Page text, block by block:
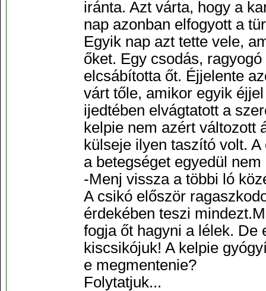
iránta. Azt várta, hogy a
nap azonban elfogyott a
Egyik nap azt tette vele,
őket. Egy csodás,
elcsábította őt. Éjjelente
várt tőle, amikor egyik
ijedtében elvágtatott a
kelpie nem azért változott
külseje ilyen taszító volt.
a betegséget egyedül
-Menj vissza a többi ló
A csikó először
érdekében teszi
fogja őt hagyni a lélek. De
kiscsikójuk! A kelpie
e megmentenie?
Folytatjuk...